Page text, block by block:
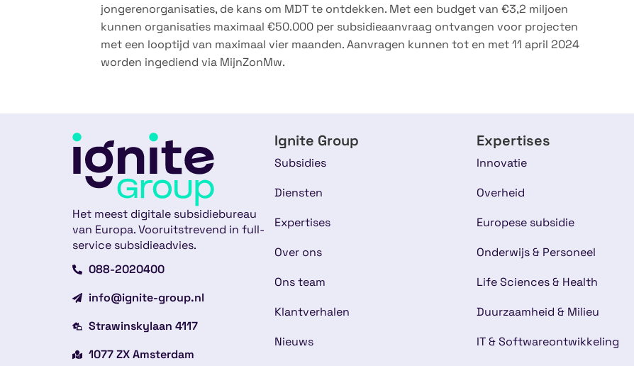
jongerenorganisaties, de kans om MDT te ontdekken. Met een budget van €3,2 miljoen
kunnen organisaties maximaal €50.000 per subsidieaanvraag ontvangen voor projecten
met een looptijd van maximaal vier maanden. Aanvragen kunnen tot en met 11 april 2024
worden ingediend via MijnZonMw.
Het meest digitale subsidiebureau
van Europa. Vooruitstrevend in full-
service subsidieadvies.
088-2020400
info@ignite-group.nl
Strawinskylaan 4117
1077 ZX Amsterdam
Ignite Group
Subsidies
Diensten
Expertises
Over ons
Ons team
Klantverhalen
Nieuws
Expertises
Innovatie
Overheid
Europese subsidie
Onderwijs & Personeel
Life Sciences & Health
Duurzaamheid & Milieu
IT & Softwareontwikkeling